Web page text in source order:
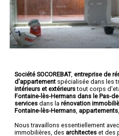
Société SOCOREBAT, entreprise de
d'appartement spécialisée dans les
intérieurs et extérieurstout corps
Fontaine-lès-Hermans dans le Pas-
services dans la rénovation
Fontaine-lès-Hermans appartements
Nous travaillons essentiellement
immobilières, des architectes et des